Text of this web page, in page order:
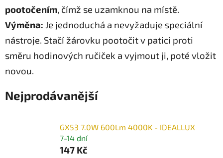
pootočením, čímž se uzamknou na místě.
Výměna: Je jednoduchá a nevyžaduje speciální
nástroje. Stačí žárovku pootočit v patici proti
směru hodinových ručiček a vyjmout ji, poté vložit
novou.
Nejprodávanější
GX53 7.0W 600Lm 4000K - IDEALLUX
7-14 dní
147 Kč